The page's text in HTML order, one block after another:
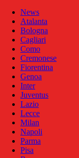
News
Atalanta
Bologna
Cagliari
Como
Cremonese
Fiorentina
Genoa
Inter
Juventus
Lazio
Lecce
Milan
Napoli
Parma
Pisa